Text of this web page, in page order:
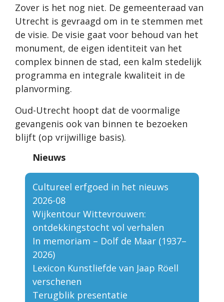
Zover is het nog niet. De gemeenteraad van
Utrecht is gevraagd om in te stemmen met
de visie. De visie gaat voor behoud van het
monument, de eigen identiteit van het
complex binnen de stad, een kalm stedelijk
programma en integrale kwaliteit in de
planvorming.
Oud-Utrecht hoopt dat de voormalige
gevangenis ook van binnen te bezoeken
blijft (op vrijwillige basis).
Nieuws
Cultureel erfgoed in het nieuws
2026-08
Wijkentour Wittevrouwen:
ontdekkingstocht vol verhalen
In memoriam – Dolf de Maar (1937–
2026)
Lexicon Kunstliefde van Jaap Röell
verschenen
Terugblik presentatie